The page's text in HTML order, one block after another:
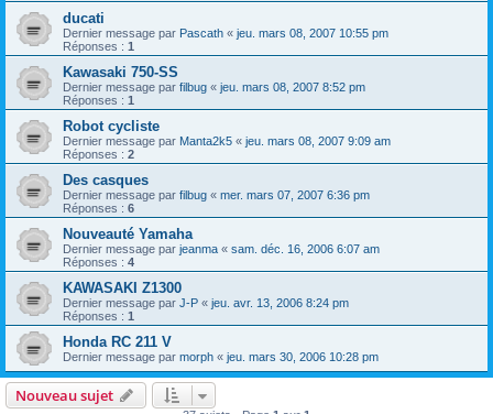
ducati
Dernier message par Pascath « jeu. mars 08, 2007 10:55 pm
Réponses : 1
Kawasaki 750-SS
Dernier message par filbug « jeu. mars 08, 2007 8:52 pm
Réponses : 1
Robot cycliste
Dernier message par Manta2k5 « jeu. mars 08, 2007 9:09 am
Réponses : 2
Des casques
Dernier message par filbug « mer. mars 07, 2007 6:36 pm
Réponses : 6
Nouveauté Yamaha
Dernier message par jeanma « sam. déc. 16, 2006 6:07 am
Réponses : 4
KAWASAKI Z1300
Dernier message par J-P « jeu. avr. 13, 2006 8:24 pm
Réponses : 1
Honda RC 211 V
Dernier message par morph « jeu. mars 30, 2006 10:28 pm
Nouveau sujet